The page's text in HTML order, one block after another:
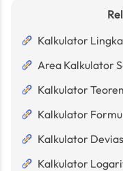
Kalkulator
Area Kalkulator
Kalkulator
Kalkulator
Kalkulator
Kalkulator